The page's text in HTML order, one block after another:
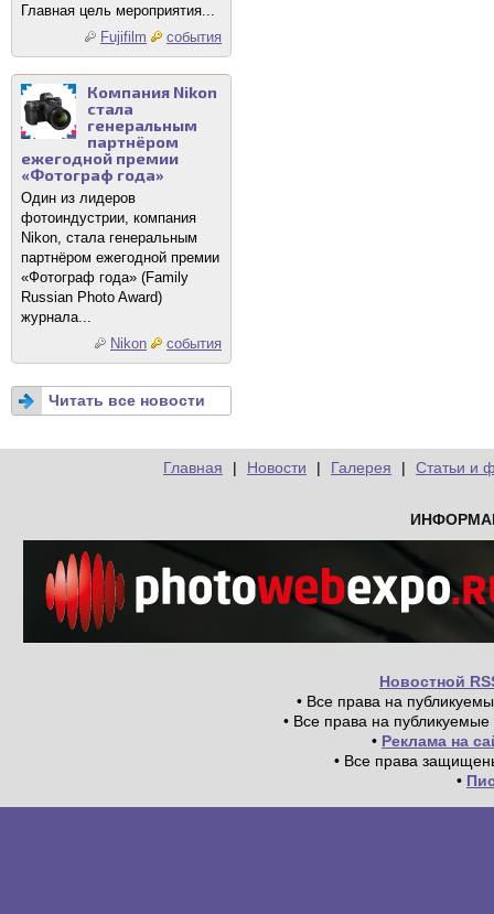
Главная цель мероприятия...
Fujifilm
события
Компания Nikon
стала
генеральным
партнёром
ежегодной премии
«Фотограф года»
Один из лидеров
фотоиндустрии, компания
Nikon, стала генеральным
партнёром ежегодной премии
«Фотограф года» (Family
Russian Photo Award)
журнала...
Nikon
события
Читать все новости
Главная | Новости | Галерея | Статьи и
Новостной
• Все права на
• Все права на
• Реклама на
• Все права
•